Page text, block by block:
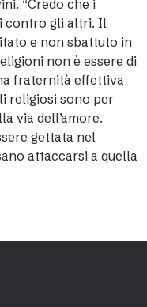
“Credo che i
contro gli altri. Il
e non sbattuto in
non è essere di
fraternità effettiva
religiosi sono per
via dell’amore.
gettata nel
attaccarsi a quella